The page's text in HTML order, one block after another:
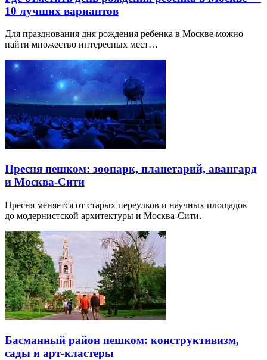
10 лучших вариантов
Для празднования дня рождения ребенка в Москве можно
найти множество интересных мест…
Пресня пешком: зоопарк, планетарий, авангард
и Москва-Сити
Пресня меняется от старых переулков и научных площадок
до модернистской архитектуры и Москва-Сити.
Басманный район пешком: конструктивизм,
сады и арт-кластеры